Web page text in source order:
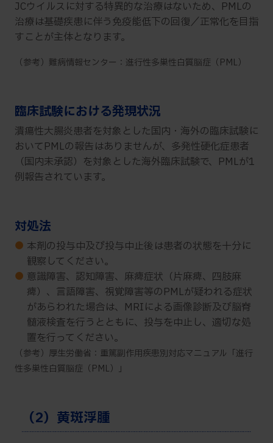
JCウイルスに対する特異的な治療はないため、PMLの
治療は基礎疾患に伴う免疫能低下の回復／正常化を目指
すことが主体となります。
（参考）難病情報センター：進行性多巣性白質脳症（PML）
臨床試験における発現状況
潰瘍性大腸炎患者を対象とした国内・海外の臨床試験に
おいてPMLの報告はありませんが、多発性硬化症患者
（国内未承認）を対象とした海外臨床試験で、PMLが1
例報告されています。
対処法
● 本剤の投与中及び投与中止後は患者の状態を十分に
観察してください。
● 意識障害、認知障害、麻痺症状（片麻痺、四肢麻
痺）、言語障害、視覚障害等のPMLが疑われる症状
があらわれた場合は、MRIによる画像診断及び脳脊
髄液検査を行うとともに、投与を中止し、適切な処
置を行ってください。
（参考）厚生労働省：重篤副作用疾患別対応マニュアル「進行
性多巣性白質脳症（PML）」
（2）黄斑浮腫